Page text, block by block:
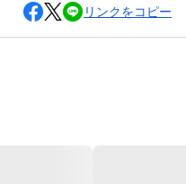
リンクをコピー